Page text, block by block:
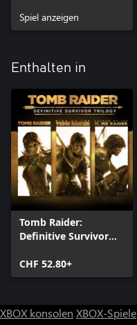
Spiel anzeigen
Enthalten in
Tomb Raider:
Definitive Survivor
CHF 52.80+
XBOX konsolen XBOX-Spiele